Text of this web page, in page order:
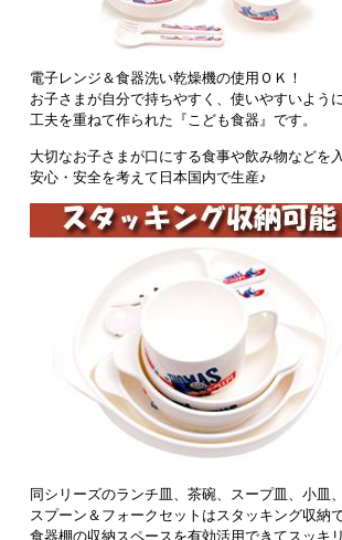
電子レンジ＆食器洗い乾燥機の使用ＯＫ！
お子さまが自分で持ちやすく、使いやすいよう
工夫を重ねて作られた『こども食器』です。
大切なお子さまが口にする食事や飲み物などを
安心・安全を考えて日本国内で生産♪
同シリーズのランチ皿、茶碗、スープ皿、小皿
スプーン＆フォークセットはスタッキング収納
食器棚の収納スペースを有効活用できてスッキ